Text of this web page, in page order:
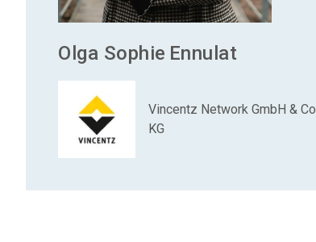
Olga Sophie Ennulat
Vincentz Network GmbH & Co.
KG